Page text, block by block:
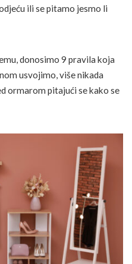
ili se pitamo jesmo li
donosimo 9 pravila koja
usvojimo, više nikada
ormarom pitajući se kako se